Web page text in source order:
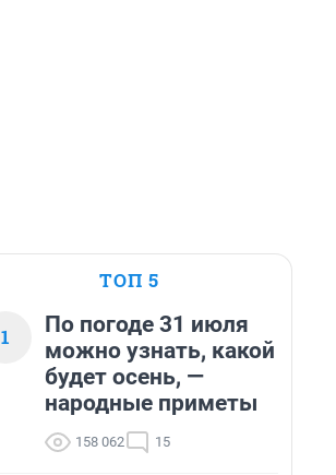
ТОП 5
1
По погоде 31 июля
можно узнать, какой
будет осень, —
народные приметы
158 062 15